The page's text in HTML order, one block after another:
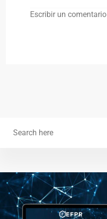
Escribir un comentario